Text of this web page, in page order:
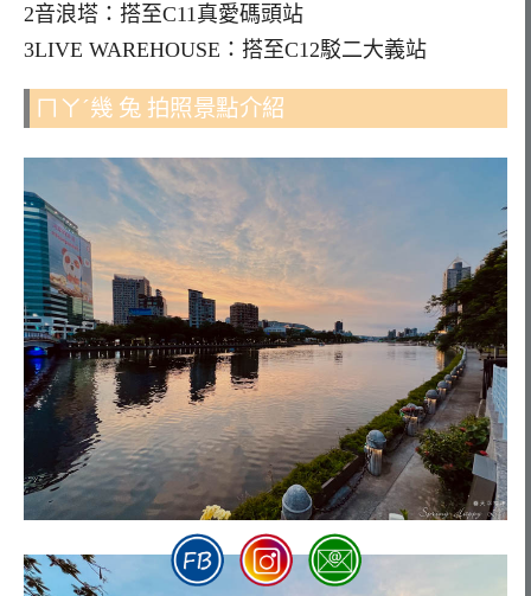
2音浪塔：搭至C11真愛碼頭站
3LIVE WAREHOUSE：搭至C12駁⼆大義站
ㄇㄚˊ幾 兔 拍照景點介紹